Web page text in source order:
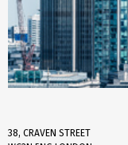
38, CRAVEN STREET